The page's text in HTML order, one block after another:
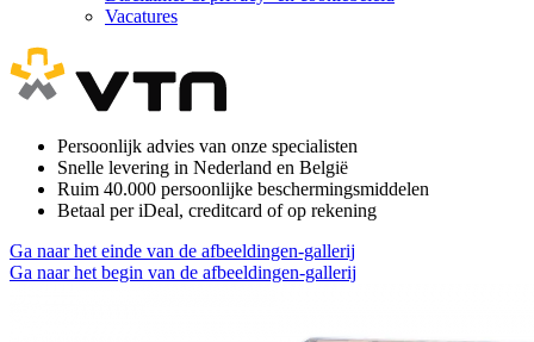
Vacatures
Persoonlijk advies van onze specialisten
Snelle levering in Nederland en België
Ruim 40.000 persoonlijke beschermingsmiddelen
Betaal per iDeal, creditcard of op rekening
Ga naar het einde van de afbeeldingen-gallerij
Ga naar het begin van de afbeeldingen-gallerij